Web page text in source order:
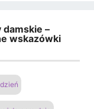
–
wskazówki